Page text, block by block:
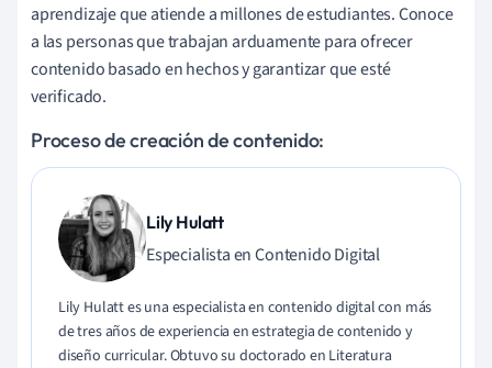
aprendizaje que atiende a millones de estudiantes. Conoce
a las personas que trabajan arduamente para ofrecer
contenido basado en hechos y garantizar que esté
verificado.
Proceso de creación de contenido:
Lily Hulatt
Especialista en Contenido Digital
Lily Hulatt es una especialista en contenido digital con más
de tres años de experiencia en estrategia de contenido y
diseño curricular. Obtuvo su doctorado en Literatura